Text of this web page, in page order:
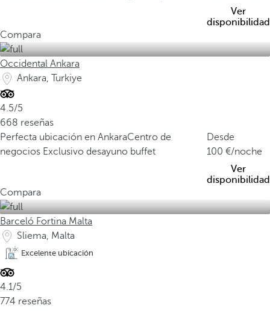
Ver
disponibilidad
Compara
Occidental Ankara
Ankara, Turkiye
4.5/5
668 reseñas
Perfecta ubicación en AnkaraCentro de
negocios Exclusivo desayuno buffet
Desde
100
/noche
Ver
disponibilidad
Compara
Barceló Fortina Malta
Sliema, Malta
Excelente ubicación
4.1/5
774 reseñas